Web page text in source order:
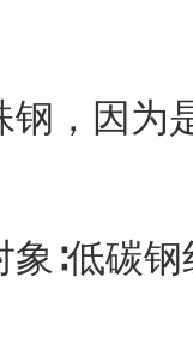
，因为
∶低碳钢